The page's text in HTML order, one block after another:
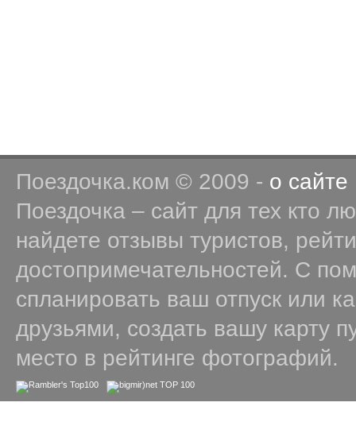
Поездочка.ком © 2009 - о сайте
Поездочка – сайт для тех кто
найдете отзывы туристов,
достопримечательностей. С
спланировать ваш отпуск или
друзьями, создать вашу карту
место в рейтинге фотографий.